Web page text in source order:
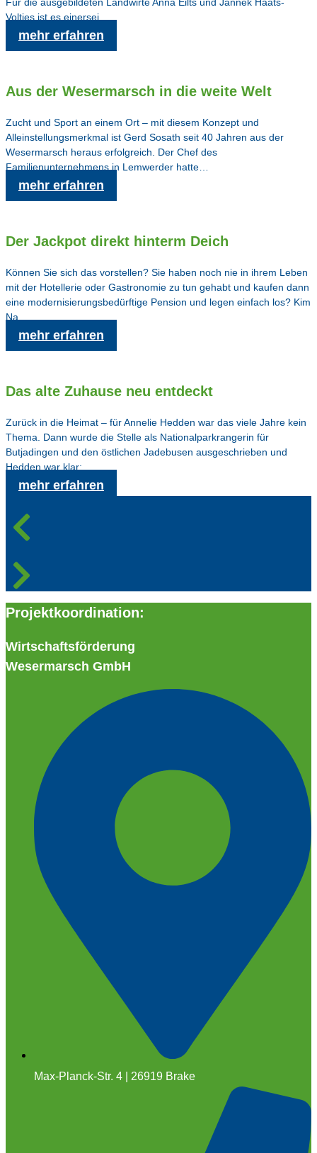
Voltjes ist es einersei…
mehr erfahren
Aus der Wesermarsch in die weite Welt
Zucht und Sport an einem Ort – mit diesem Konzept und
Alleinstellungsmerkmal ist Gerd Sosath seit 40 Jahren aus der
Wesermarsch heraus erfolgreich. Der Chef des
Familienunternehmens in Lemwerder hatte…
mehr erfahren
Der Jackpot direkt hinterm Deich
Können Sie sich das vorstellen? Sie haben noch nie in ihrem Leben
mit der Hotellerie oder Gastronomie zu tun gehabt und kaufen dann
eine modernisierungsbedürftige Pension und legen einfach los? Kim
Na…
mehr erfahren
Das alte Zuhause neu entdeckt
Zurück in die Heimat – für Annelie Hedden war das viele Jahre kein
Thema. Dann wurde die Stelle als Nationalparkrangerin für
Butjadingen und den östlichen Jadebusen ausgeschrieben und
Hedden war klar:…
mehr erfahren
Projektkoordination:
Wirtschaftsförderung
Wesermarsch GmbH
Max-Planck-Str. 4 | 26919 Brake